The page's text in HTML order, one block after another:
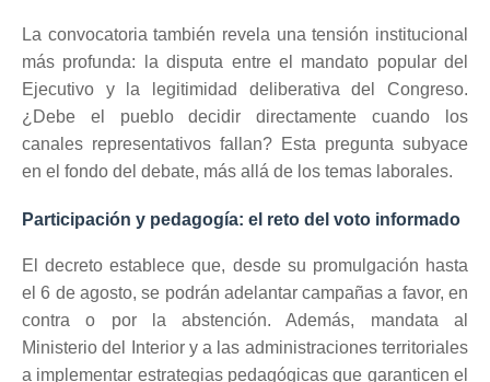
La convocatoria también revela una tensión institucional
más profunda: la disputa entre el mandato popular del
Ejecutivo y la legitimidad deliberativa del Congreso.
¿Debe el pueblo decidir directamente cuando los
canales representativos fallan? Esta pregunta subyace
en el fondo del debate, más allá de los temas laborales.
Participación y pedagogía: el reto del voto informado
El decreto establece que, desde su promulgación hasta
el 6 de agosto, se podrán adelantar campañas a favor, en
contra o por la abstención. Además, mandata al
Ministerio del Interior y a las administraciones territoriales
a implementar estrategias pedagógicas que garanticen el